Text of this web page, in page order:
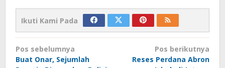
Ikuti Kami Pada
Navigasi
pos
Pos sebelumnya
Buat Onar, Sejumlah
Pos berikutnya
Reses Perdana Abron